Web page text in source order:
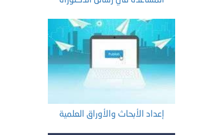
إعداد الأبحاث والأوراق العلمية